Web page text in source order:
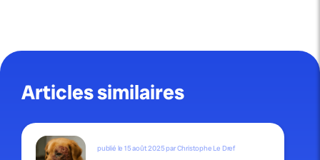
Articles similaires
publié le 15 août 2025 par Christophe Le Dref